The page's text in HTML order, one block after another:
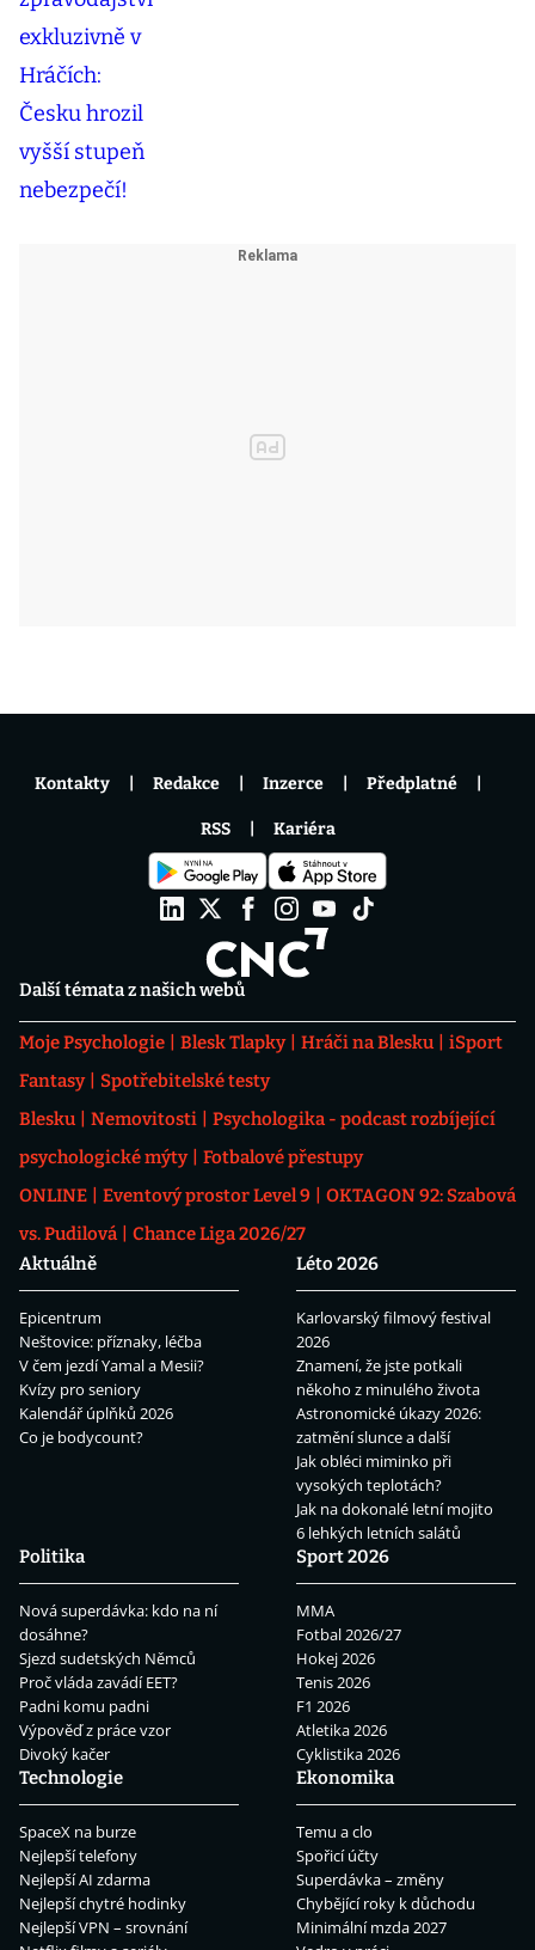
Další témata z našich webů
Moje Psychologie Blesk Tlapky Hráči na Blesku
iSport
Fantasy
Spotřebitelské testy
Blesku
Nemovitosti
Psychologika - podcast rozbíjející
psychologické mýty
Fotbalové přestupy
ONLINE
Eventový prostor Level 9
OKTAGON 92: Szabová
vs. Pudilová
Chance Liga 2026/27
Aktuálně
Epicentrum
Neštovice: příznaky, léčba
V čem jezdí Yamal a Mesii?
Kvízy pro seniory
Kalendář úplňků 2026
Co je bodycount?
Léto 2026
Karlovarský filmový festival
2026
Znamení, že jste potkali
někoho z minulého života
Astronomické úkazy 2026:
zatmění slunce a další
Jak obléci miminko při
vysokých teplotách?
Jak na dokonalé letní mojito
6 lehkých letních salátů
Politika
Nová superdávka: kdo na ní
dosáhne?
Sjezd sudetských Němců
Proč vláda zavádí EET?
Padni komu padni
Výpověď z práce vzor
Divoký kačer
Sport 2026
MMA
Fotbal 2026/27
Hokej 2026
Tenis 2026
F1 2026
Atletika 2026
Cyklistika 2026
Technologie
SpaceX na burze
Nejlepší telefony
Nejlepší AI zdarma
Nejlepší chytré hodinky
Nejlepší VPN – srovnání
Ekonomika
Temu a clo
Spořicí účty
Superdávka – změny
Chybějící roky k důchodu
Minimální mzda 2027
Kontakty Redakce Inzerce Předplatné
RSS Kariéra